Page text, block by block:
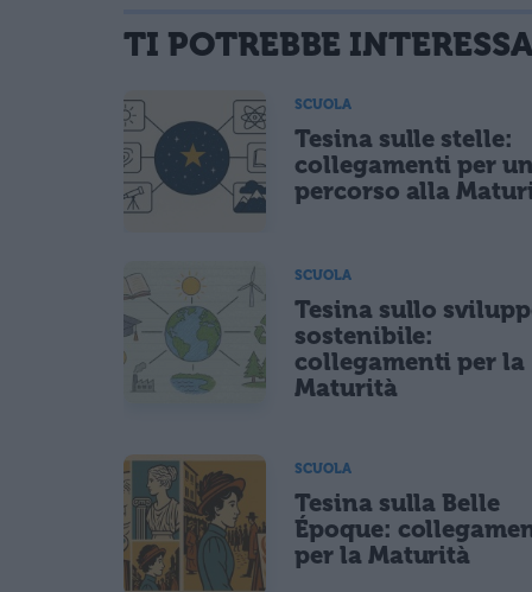
informativa privacy
. Pubblicando questo commento dai il consenso
Ho letto e acconsento l' informativa
Acconsento all'uso dei miei dati da parte di terzi per
CONFERMA E PUBBLICA
TI POTREBBE
SCUOLA
Tesina sulle stelle:
collegamenti per un
percorso alla
SCUOLA
Tesina sullo
sostenibile:
collegamenti per la
Maturità
SCUOLA
Tesina sulla Belle
Époque:
per la Maturità